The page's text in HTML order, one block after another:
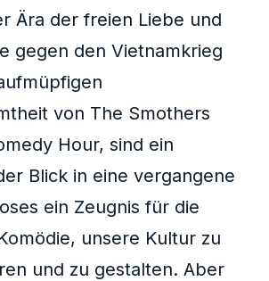
Ära der freien Liebe und
gegen den Vietnamkrieg
von The Smothers
Hour, sind ein
Blick in eine vergangene
ein Zeugnis für die
unsere Kultur zu
und zu gestalten. Aber